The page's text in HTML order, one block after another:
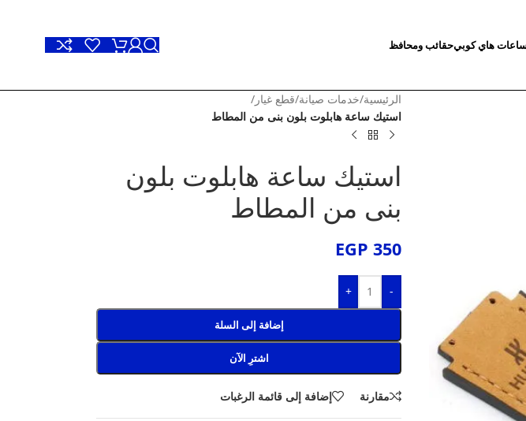
هاي كوبيحقائب ومحافظ
الرئيسية/خدمات صيانة/قطع غيار /
استيك ساعة هابلوت بلون بنى من المطاط
استيك ساعة هابلوت بلون
بنى من المطاط
EGP 350
-
+
إضافة إلى السلة
اشترِ الآن
مقارنة إضافة إلى قائمة الرغبات